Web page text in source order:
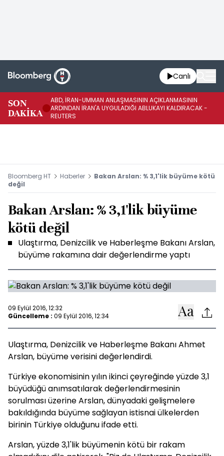
Canlı
SON
DAKİKA
ABD, İRAN-UMMAN ANLAŞMASININ AÇIKLANMASININ
ARDINDAN İRAN'A UYGULADIĞI ABLUKAYI KALDIRACAK -
REUTERS
Bloomberg HT Haberler
Bakan Arslan: % 3,1'lik büyüme kötü
değil
Bakan Arslan: % 3,1'lik büyüme
kötü değil
Ulaştırma, Denizcilik ve Haberleşme Bakanı Arslan,
büyüme rakamına dair değerlendirme yaptı
09 Eylül 2016, 12:32
Güncelleme : 09 Eylül 2016, 12:34
Ulaştırma, Denizcilik ve Haberleşme Bakanı Ahmet
Arslan, büyüme verisini değerlendirdi.
Türkiye ekonomisinin yılın ikinci çeyreğinde yüzde 3,1
büyüdüğü anımsatılarak değerlendirmesinin
sorulması üzerine Arslan, dünyadaki gelişmelere
bakıldığında büyüme sağlayan istisnai ülkelerden
birinin Türkiye olduğunu ifade etti.
Arslan, yüzde 3,1'lik büyümenin kötü bir rakam